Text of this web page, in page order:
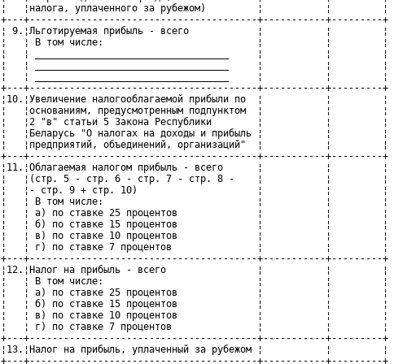
¦   ¦налога, уплаченного за рубежом)         ¦           ¦         ¦
+---+----------------------------------------+-----------+---------+
¦ 9.¦Льготируемая прибыль - всего            ¦           ¦         ¦
¦   ¦ В том числе:                           ¦           ¦         ¦
¦   ¦ __________________________________     ¦           ¦         ¦
¦   ¦ __________________________________     ¦           ¦         ¦
¦   ¦ __________________________________     ¦           ¦         ¦
+---+----------------------------------------+-----------+---------+
¦10.¦Увеличение налогооблагаемой прибыли по  ¦           ¦         ¦
¦   ¦основаниям, предусмотренным подпунктом  ¦           ¦         ¦
¦   ¦2 "в" статьи 5 Закона Республики        ¦           ¦         ¦
¦   ¦Беларусь "О налогах на доходы и прибыль ¦           ¦         ¦
¦   ¦предприятий, объединений, организаций"  ¦           ¦         ¦
+---+----------------------------------------+-----------+---------+
¦11.¦Облагаемая налогом прибыль - всего      ¦           ¦         ¦
¦   ¦(стр. 5 - стр. 6 - стр. 7 - стр. 8 -    ¦           ¦         ¦
¦   ¦- стр. 9 + стр. 10)                     ¦           ¦         ¦
¦   ¦ В том числе:                           ¦           ¦         ¦
¦   ¦ а) по ставке 25 процентов              ¦           ¦         ¦
¦   ¦ б) по ставке 15 процентов              ¦           ¦         ¦
¦   ¦ в) по ставке 10 процентов              ¦           ¦         ¦
¦   ¦ г) по ставке 7 процентов               ¦           ¦         ¦
+---+----------------------------------------+-----------+---------+
¦12.¦Налог на прибыль - всего                ¦           ¦         ¦
¦   ¦ В том числе:                           ¦           ¦         ¦
¦   ¦ а) по ставке 25 процентов              ¦           ¦         ¦
¦   ¦ б) по ставке 15 процентов              ¦           ¦         ¦
¦   ¦ в) по ставке 10 процентов              ¦           ¦         ¦
¦   ¦ г) по ставке 7 процентов               ¦           ¦         ¦
+---+----------------------------------------+-----------+---------+
¦13.¦Налог на прибыль, уплаченный за рубежом ¦           ¦         ¦
+---+----------------------------------------+-----------+---------+